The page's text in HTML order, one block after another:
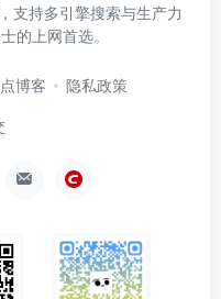
支持多引擎搜索与生产力
的上网首选。
博客 隐私政策